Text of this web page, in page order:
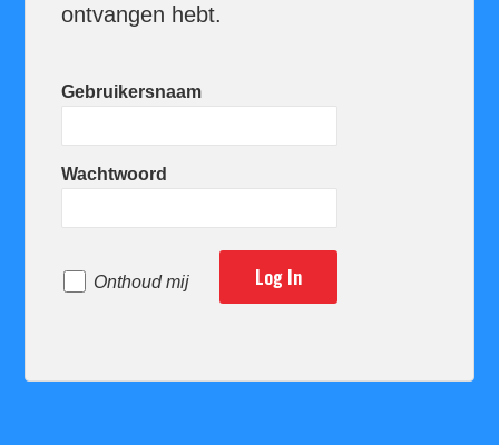
ontvangen hebt.
Gebruikersnaam
Wachtwoord
Onthoud mij